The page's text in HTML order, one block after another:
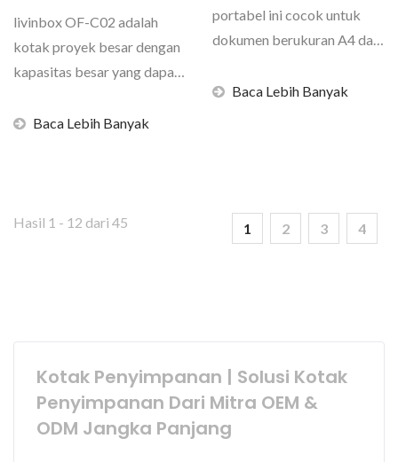
livinbox OF-C02 adalah
kotak proyek besar dengan
kapasitas besar yang dapat
Baca Lebih Banyak
portabel ini cocok untuk
dokumen berukuran A4 dan
penggunaan...
Baca Lebih Banyak
Hasil 1 - 12 dari 45 1 2 3 4
Kotak Penyimpanan | Solusi Kotak
Penyimpanan Dari Mitra OEM &
ODM Jangka Panjang